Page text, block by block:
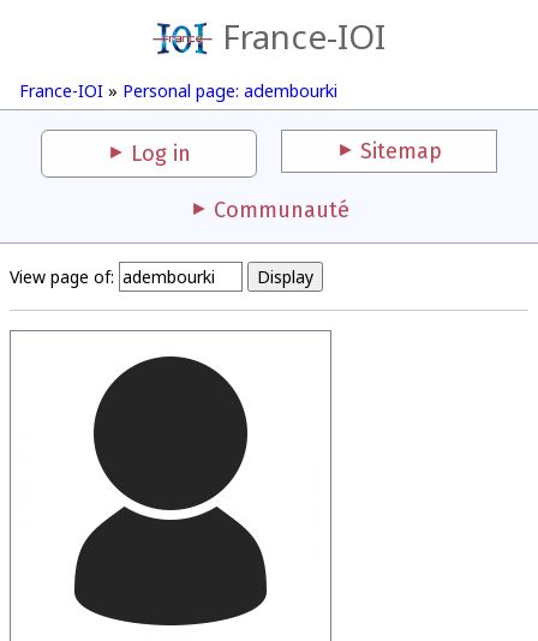
France-IOI
France-IOI » Personal page: adembourki
Log in Sitemap
Communauté
View page of: